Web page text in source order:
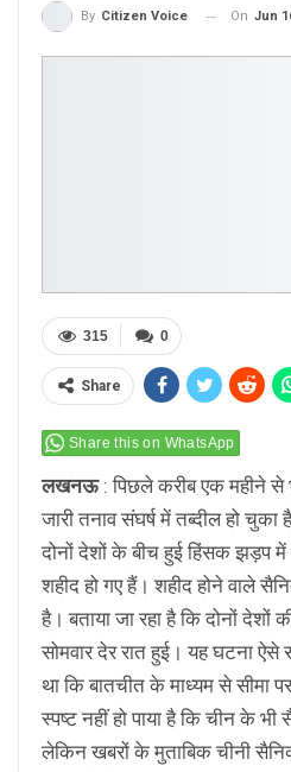
By Citizen Voice On Jun
0
315
Share
Share this on WhatsApp
लखनऊ: पिछले करीब एक महीने से
जारी तनाव संघर्ष में तब्दील हो
दोनों देशों के बीच हुई हिंसक झड़प
शहीद हो गए हैं। शहीद होने वाले
है। बताया जा रहा है कि दोनों
सोमवार देर रात हुई। यह घटना
था कि बातचीत के माध्यम से सीमा
स्पष्ट नहीं हो पाया है कि चीन के भी
लेकिन खबरों के मुताबिक चीनी